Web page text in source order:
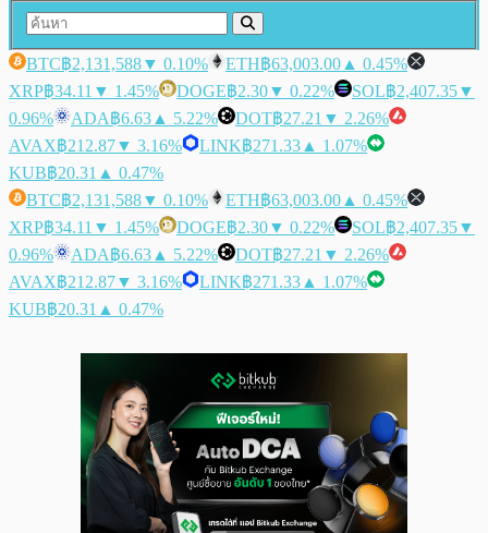
BTC฿2,131,588▼ 0.10% ETH฿63,003.00 ▲ 0.45%
XRP฿34.11 ▼ 1.45% DOGE฿2.30▼ 0.22% SOL฿2,407.35▼
0.96%
ADA฿6.63 ▲ 5.22% DOT฿27.21 ▼ 2.26%
AVAX฿212.87▼ 3.16% LINK฿271.33 ▲ 1.07%
KUB฿20.31 ▲ 0.47%
BTC฿2,131,588▼ 0.10% ETH฿63,003.00 ▲ 0.45%
XRP฿34.11 ▼ 1.45% DOGE฿2.30▼ 0.22% SOL฿2,407.35▼
0.96%
ADA฿6.63 ▲ 5.22% DOT฿27.21 ▼ 2.26%
AVAX฿212.87▼ 3.16% LINK฿271.33 ▲ 1.07%
KUB฿20.31 ▲ 0.47%